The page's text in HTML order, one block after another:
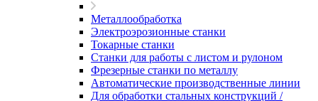
Металлообработка
Электроэрозионные станки
Токарные станки
Станки для работы с листом и рулоном
Фрезерные станки по металлу
Автоматические производственные линии
Для обработки стальных конструкций /